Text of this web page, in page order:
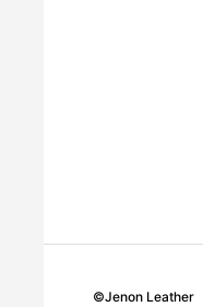
©Jenon Leather